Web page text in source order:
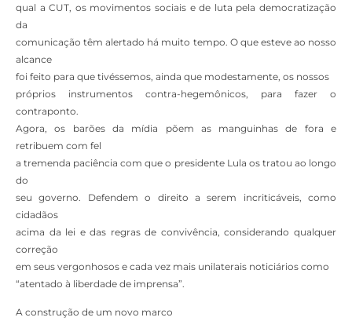
qual a CUT, os movimentos sociais e de luta pela democratização
da
comunicação têm alertado há muito tempo. O que esteve ao nosso
alcance
foi feito para que tivéssemos, ainda que modestamente, os nossos
próprios instrumentos contra-hegemônicos, para fazer o
contraponto.
Agora, os barões da mídia põem as manguinhas de fora e
retribuem com fel
a tremenda paciência com que o presidente Lula os tratou ao longo
do
seu governo. Defendem o direito a serem incriticáveis, como
cidadãos
acima da lei e das regras de convivência, considerando qualquer
correção
em seus vergonhosos e cada vez mais unilaterais noticiários como
“atentado à liberdade de imprensa”.
A construção de um novo marco